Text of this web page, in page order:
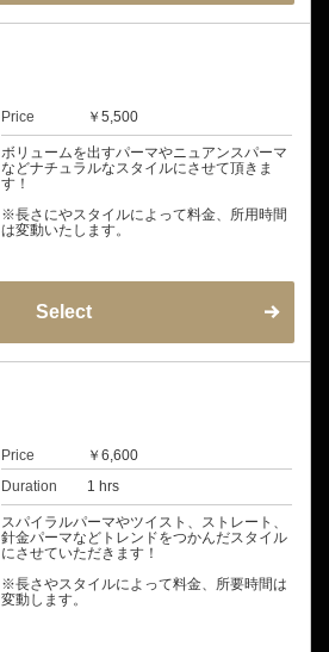
Price ￥5,500
ボリュームを出すパーマやニュアンスパーマ
などナチュラルなスタイルにさせて頂きま
す！
※長さにやスタイルによって料金、所用時間
は変動いたします。
Select
Price
￥6,600
Duration
1 hrs
スパイラルパーマやツイスト、ストレート、
針金パーマなどトレンドをつかんだスタイル
にさせていただきます！
※長さやスタイルによって料金、所要時間は
変動します。